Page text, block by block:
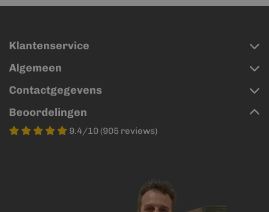
Klantenservice
Algemeen
Contactgegevens
Beoordelingen
9.4/10 (905 reviews)